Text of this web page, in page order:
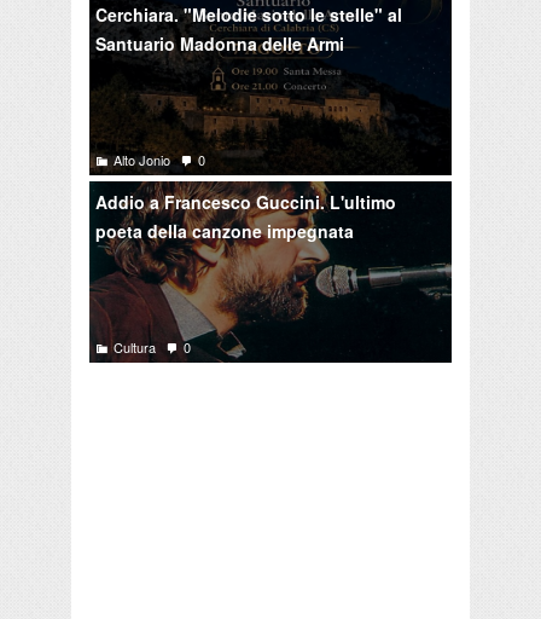
Cerchiara. "Melodie sotto le stelle" al
Santuario Madonna delle Armi
Alto Jonio 0
Addio a Francesco Guccini. L'ultimo
poeta della canzone impegnata
Cultura 0